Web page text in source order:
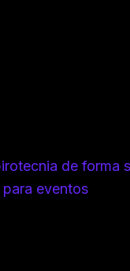
de forma
eventos